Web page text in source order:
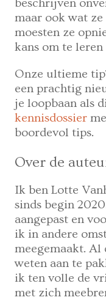
beschrijven
maar ook wat
moesten ze
kans om te
Onze ultieme
een prachtig
je loopbaan als
kennisdossier
boordevol tips.
Over de
Ik ben Lotte
sinds begin
aangepast en
ik in andere
meegemaakt.
weten aan te
ik ten volle de
met zich